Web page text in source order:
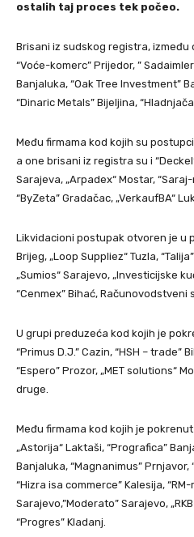
ostalih taj proces tek počeo.
Brisani iz sudskog registra, između
“Voće-komerc” Prijedor, ”
Banjaluka, “Oak Tree Investment”
“Dinaric Metals” Bijeljina, “Hladnjača
Među firmama kod kojih su
a one brisani iz registra su i
Sarajeva, „Arpadex“ Mostar,
“ByZeta” Gradačac, „VerkaufBA“
Likvidacioni postupak otvoren je u
Brijeg, „Loop Suppliez“ Tuzla,
„Sumios“ Sarajevo, „Investicijske
“Cenmex” Bihać, Računovodstveni
U grupi preduzeća kod kojih je
“Primus D.J.” Cazin, “HSH – trade”
“Espero” Prozor, „MET solutions“
druge.
Među firmama kod kojih je
„Astorija“ Laktaši, “Prografica”
Banjaluka, “Magnanimus”
“Hizra isa commerce” Kalesija,
Sarajevo,”Moderato” Sarajevo,
“Progres” Kladanj.